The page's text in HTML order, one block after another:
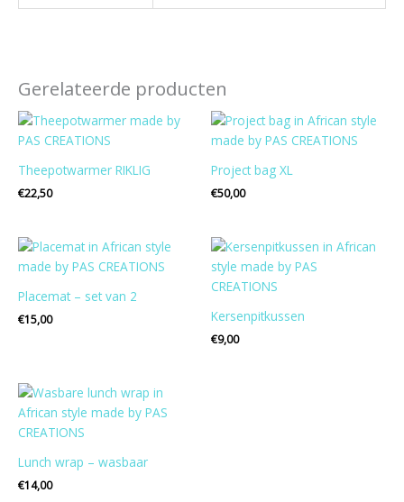
Gerelateerde producten
Theepotwarmer RIKLIG
€22,50
Project bag XL
€50,00
Placemat – set van 2
€15,00 Kersenpitkussen
€9,00
Lunch wrap – wasbaar
€14,00